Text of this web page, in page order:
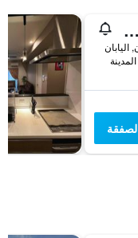
هوتل هامبي ريزورت - دار ضيافة